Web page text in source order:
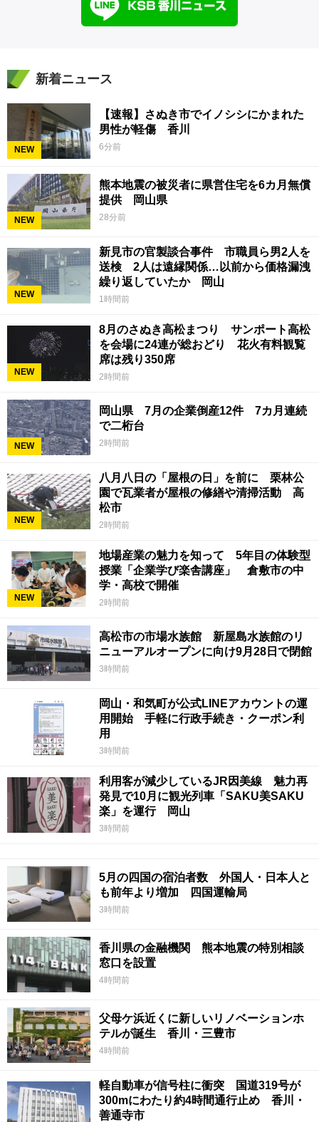
新着ニュース
NEW
【速報】さぬき市でイノシシにかまれた
男性が軽傷 香川
6分前
NEW
熊本地震の被災者に県営住宅を6カ月無償
提供 岡山県
28分前
NEW
新見市の官製談合事件 市職員ら男2人を
送検 2人は遠縁関係…以前から価格漏洩
繰り返していたか 岡山
1時間前
NEW
8月のさぬき高松まつり サンポート高松
を会場に24連が総おどり 花火有料観覧
席は残り350席
2時間前
NEW
岡山県 7月の企業倒産12件 7カ月連続
で二桁台
2時間前
NEW
八月八日の「屋根の日」を前に 栗林公
園で瓦業者が屋根の修繕や清掃活動 高
松市
2時間前
NEW
地場産業の魅力を知って 5年目の体験型
授業「企業学び楽舎講座」 倉敷市の中
学・高校で開催
2時間前
高松市の市場水族館 新屋島水族館のリ
ニューアルオープンに向け9月28日で閉館
3時間前
岡山・和気町が公式LINEアカウントの運
用開始 手軽に行政手続き・クーポン利
用
3時間前
利用客が減少しているJR因美線 魅力再
発見で10月に観光列車「SAKU美SAKU
楽」を運行 岡山
3時間前
5月の四国の宿泊者数 外国人・日本人と
も前年より増加 四国運輸局
3時間前
香川県の金融機関 熊本地震の特別相談
窓口を設置
4時間前
父母ケ浜近くに新しいリノベーションホ
テルが誕生 香川・三豊市
4時間前
軽自動車が信号柱に衝突 国道319号が
300mにわたり約4時間通行止め 香川・
善通寺市